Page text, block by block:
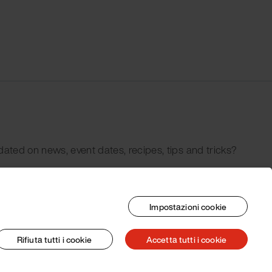
on news, event dates, recipes, tips and tricks?
Impostazioni cookie
Rifiuta tutti i cookie Accetta tutti i cookie